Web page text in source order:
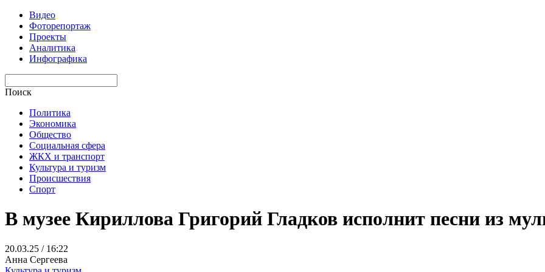
Видео
Фоторепортаж
Проекты
Аналитика
Инфографика
Поиск
Политика
Экономика
Общество
Социальная сфера
ЖКХ и транспорт
Культура и туризм
Происшествия
Спорт
В музее Кириллова Григорий Гладков исполнит песни из
20.03.25 / 16:22
Анна Сергеева